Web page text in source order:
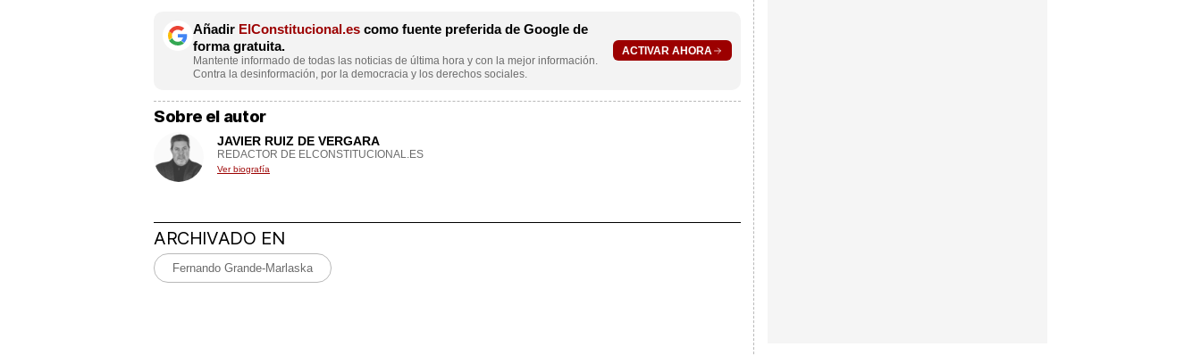
Añadir ElConstitucional.es como fuente preferida de Google de
forma gratuita.
Mantente informado de todas las noticias de última hora y con la mejor información.
Contra la desinformación, por la democracia y los derechos sociales.
ACTIVAR AHORA
Sobre el autor
JAVIER RUIZ DE VERGARA
REDACTOR DE ELCONSTITUCIONAL.ES
Ver biografía
ARCHIVADO EN
Fernando Grande-Marlaska